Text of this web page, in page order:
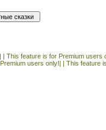
| This feature is for Premium users
users only!| | This feature